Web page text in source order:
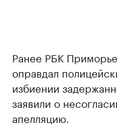
Ранее РБК Приморье
оправдал
избиении
заявили о
апелляцию.